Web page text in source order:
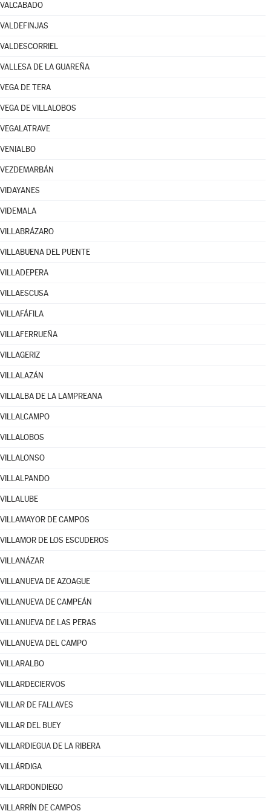
VALCABADO
VALDEFINJAS
VALDESCORRIEL
VALLESA DE LA GUAREÑA
VEGA DE TERA
VEGA DE VILLALOBOS
VEGALATRAVE
VENIALBO
VEZDEMARBÁN
VIDAYANES
VIDEMALA
VILLABRÁZARO
VILLABUENA DEL PUENTE
VILLADEPERA
VILLAESCUSA
VILLAFÁFILA
VILLAFERRUEÑA
VILLAGERIZ
VILLALAZÁN
VILLALBA DE LA LAMPREANA
VILLALCAMPO
VILLALOBOS
VILLALONSO
VILLALPANDO
VILLALUBE
VILLAMAYOR DE CAMPOS
VILLAMOR DE LOS ESCUDEROS
VILLANÁZAR
VILLANUEVA DE AZOAGUE
VILLANUEVA DE CAMPEÁN
VILLANUEVA DE LAS PERAS
VILLANUEVA DEL CAMPO
VILLARALBO
VILLARDECIERVOS
VILLAR DE FALLAVES
VILLAR DEL BUEY
VILLARDIEGUA DE LA RIBERA
VILLÁRDIGA
VILLARDONDIEGO
VILLARRÍN DE CAMPOS